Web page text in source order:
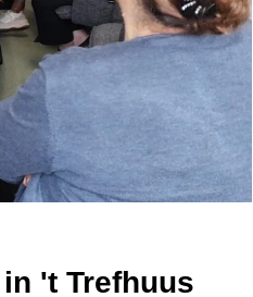
't Trefhuus